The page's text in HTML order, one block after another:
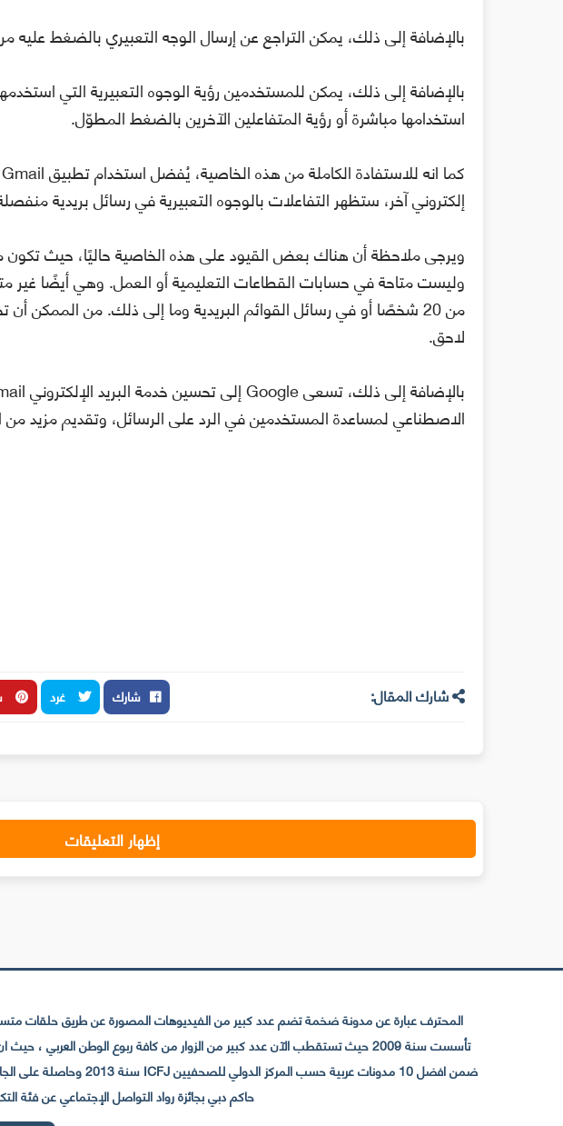
بالإضافة إلى ذلك، يمكن التراجع عن إرسال الوجه التعبيري بالضغط عليه
بالإضافة إلى ذلك، يمكن للمستخدمين رؤية الوجوه التعبيرية التي
استخدامها مباشرة أو رؤية المتفاعلين الآخرين بالضغط المطوّل.
إلكتروني آخر، ستظهر التفاعلات بالوجوه التعبيرية في رسائل بريدية
ويرجى ملاحظة أن هناك بعض القيود على هذه الخاصية حاليًا، حيث
وليست متاحة في حسابات القطاعات التعليمية أو العمل. وهي أيضًا غير
لاحق.
الاصطناعي لمساعدة المستخدمين في الرد على الرسائل، وتقديم مزيد
شارك المقال: شارك غرد
إظهار التعليقات
المحترف عبارة عن مدونة ضخمة تضم عدد كبير من الفيديوهات المصورة عن طريق حلقات
حاكم دبي بجائزة رواد التواصل الإجتماعي عن فئة التكنولوجيا سنة 2015 وهو الموقع التقني الاول